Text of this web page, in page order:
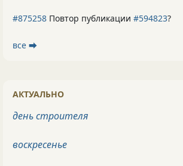
#875258 Повтор публикации #594823?
все ⮕
АКТУАЛЬНО
день строителя
воскресенье